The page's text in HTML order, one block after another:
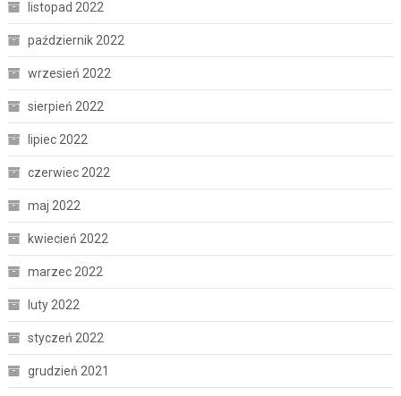
listopad 2022
październik 2022
wrzesień 2022
sierpień 2022
lipiec 2022
czerwiec 2022
maj 2022
kwiecień 2022
marzec 2022
luty 2022
styczeń 2022
grudzień 2021